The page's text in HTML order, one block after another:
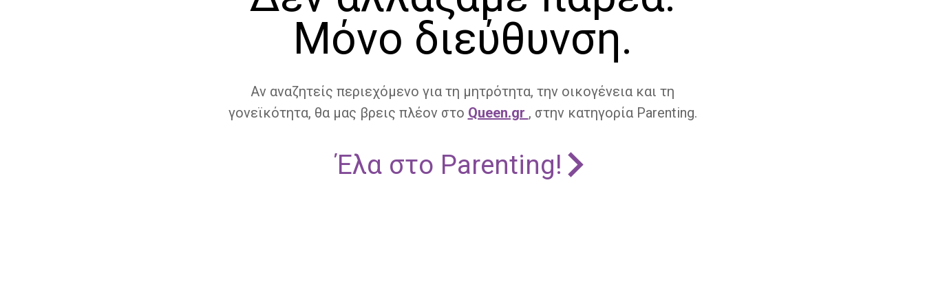
Μόνο διεύθυνση.
Αν αναζητείς περιεχόμενο για τη μητρότητα, την οικογένεια και τη
γονεϊκότητα, θα μας βρεις πλέον στο Queen.gr , στην κατηγορία Parenting.
Έλα στο Parenting!